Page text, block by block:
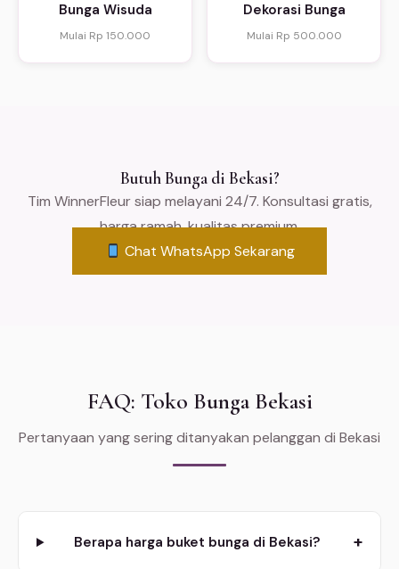
Bunga Wisuda
Mulai Rp 150.000
Dekorasi Bunga
Mulai Rp 500.000
Butuh Bunga di Bekasi?
Tim WinnerFleur siap melayani 24/7. Konsultasi gratis,
harga ramah, kualitas premium.
Chat WhatsApp Sekarang
FAQ: Toko Bunga Bekasi
Pertanyaan yang sering ditanyakan pelanggan di Bekasi
Berapa harga buket bunga di Bekasi? +